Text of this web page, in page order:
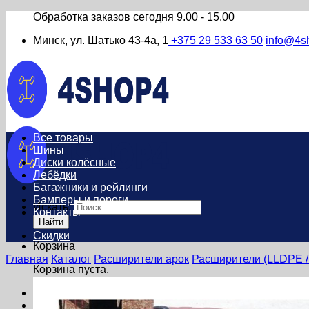
Обработка заказов сегодня 9.00 - 15.00
Минск, ул. Шатько 43-4а, 1 +375 29 533 63 50
Искать:
Найти
Корзина
Корзина пуста.
Все товары
Шины
Диски колёсные
Лебёдки
Багажники и рейлинги
Бамперы и пороги
Контакты
Скидки
Главная Каталог Расширители арок Расширители (LLDPE